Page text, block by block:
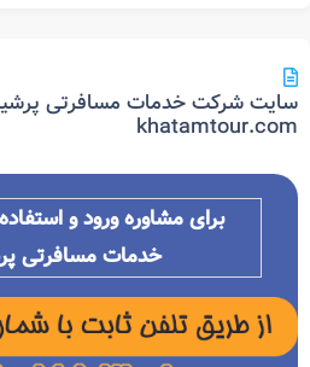
سایت شرکت خدمات مسافرتی
khatamtour.com
برای مشاوره ورود و
خدمات مسافرتی